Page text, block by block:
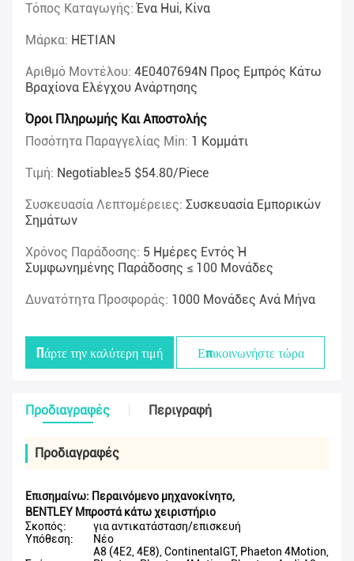
Τόπος Καταγωγής:Ένα Hui, Κίνα
Μάρκα: HETIAN
Αριθμό Μοντέλου: 4E0407694N Προς Εμπρός Κάτω
Βραχίονα Ελέγχου Ανάρτησης
Όροι Πληρωμής Και Αποστολής
Ποσότητα Παραγγελίας Min: 1 Κομμάτι
Τιμή: Negotiable≥5 $54.80/piece
Συσκευασία Λεπτομέρειες: Συσκευασία Εμπορικών
Σημάτων
Χρόνος Παράδοσης: 5 Ημέρες Εντός Ή
Συμφωνημένης Παράδοσης ≤ 100 Μονάδες
Δυνατότητα Προσφοράς: 1000 Μονάδες Ανά Μήνα
Πάρτε την καλύτερη τιμή Επικοινωνήστε τώρα
Προδιαγραφές Περιγραφή
Προδιαγραφές
Επισημαίνω: Περαινόμενο μηχανοκίνητο,
BENTLEY Μπροστά κάτω χειριστήριο
Σκοπός:
για αντικατάσταση/επισκευή
Υπόθεση:
Νέο
Α8 (4E2, 4E8), ContinentalGT, Phaeton 4Motion,